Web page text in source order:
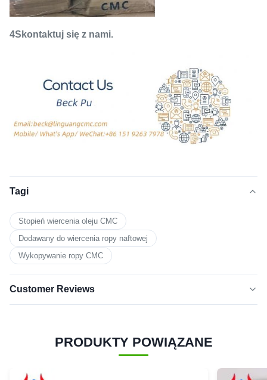
4Skontaktuj się z nami.
Tagi
Stopień wiercenia oleju CMC
Dodawany do wiercenia ropy naftowej
Wykopywanie ropy CMC
Customer Reviews
GWIAZDEK
100%
PRODUKTY POWIĄZANE